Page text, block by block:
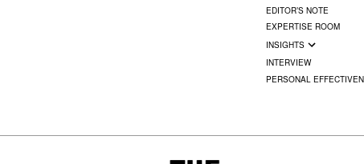
EDITOR’S NOTE
EXPERTISE ROOM
INSIGHTS
INTERVIEW
PERSONAL